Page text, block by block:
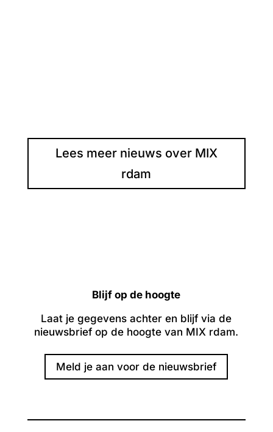
Lees meer nieuws over MIX
rdam
Blijf op de hoogte
Laat je gegevens achter en blijf via de
nieuwsbrief op de hoogte van MIX rdam.
Meld je aan voor de nieuwsbrief